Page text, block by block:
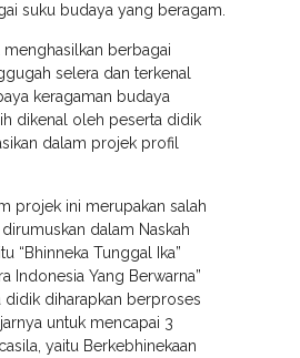
suku budaya yang beragam.
berbagai
selera dan terkenal
keragaman budaya
dikenal oleh peserta didik
dalam projek profil
projek ini merupakan salah
dalam Naskah
“Bhinneka Tunggal Ika”
Indonesia Yang Berwarna”
didik diharapkan berproses
untuk mencapai 3
yaitu Berkebhinekaan